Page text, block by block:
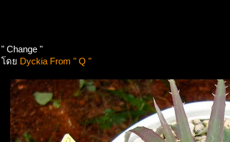
" Change "
โดย Dyckia From " Q "